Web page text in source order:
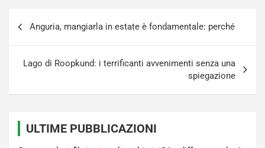
articoli
Anguria, mangiarla in estate è fondamentale: perché
Lago di Roopkund: i terrificanti avvenimenti senza una
spiegazione
ULTIME PUBBLICAZIONI